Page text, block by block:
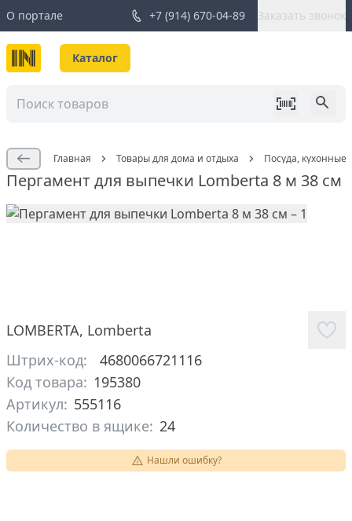
О портале +7 (914) 670-04-89 Заказать звонок
Каталог
Главная Товары для дома и отдыха Посуда,
Пергамент для выпечки Lomberta 8 м 38 см
LOMBERTA, Lomberta
Штрих-код:
4680066721116
Код товара: 195380
Артикул: 555116
Количество в ящике: 24
Нашли ошибку?